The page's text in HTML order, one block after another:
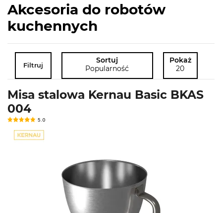
Akcesoria do robotów
kuchennych
Filtruj
Sortuj
Popularność
Pokaż
20
Misa stalowa Kernau Basic BKAS
004
5.0